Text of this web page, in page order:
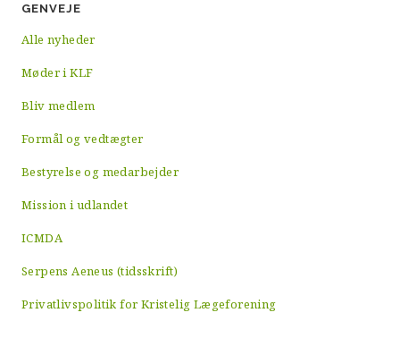
GENVEJE
Alle nyheder
Møder i KLF
Bliv medlem
Formål og vedtægter
Bestyrelse og medarbejder
Mission i udlandet
ICMDA
Serpens Aeneus (tidsskrift)
Privatlivspolitik for Kristelig Lægeforening